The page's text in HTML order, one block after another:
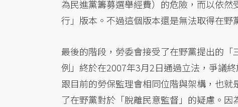
為民進黨籌募選舉經費）的危險，而以依
行」版本。不過這個版本還是無法取得在野
最後的階段，勞委會接受了在野黨提出的
例」終於在2007年3月2日通過立法，爭議
跟目前的勞保監理會相同位階與架構，也
了在野黨對於「脫離民意監督」的疑慮。